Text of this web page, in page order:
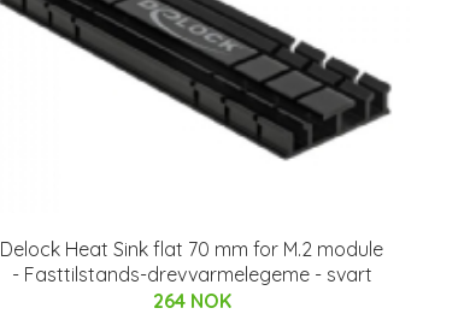
Delock Heat Sink flat 70 mm for M.2 module
- Fasttilstands-drevvarmelegeme - svart
264 NOK